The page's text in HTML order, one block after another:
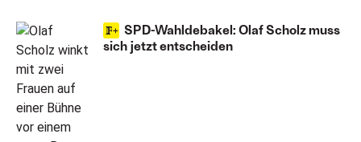
SPD-Wahldebakel: Olaf Scholz muss
sich jetzt entscheiden